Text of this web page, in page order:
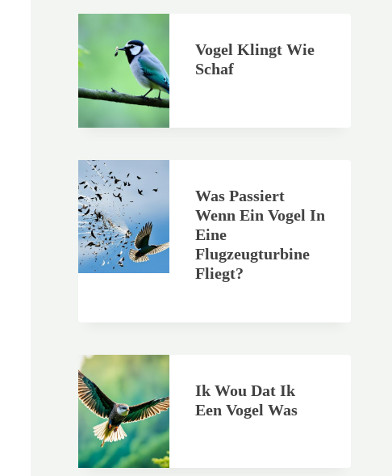
Vogel Klingt Wie
Schaf
Was Passiert
Wenn Ein Vogel In
Eine
Flugzeugturbine
Fliegt?
Ik Wou Dat Ik
Een Vogel Was